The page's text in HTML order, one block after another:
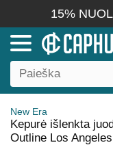
15%
New Era
Kepurė išlenkta
Outline Los